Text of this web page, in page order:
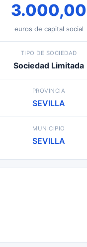
3.000,00
euros de capital social
TIPO DE SOCIEDAD
Sociedad Limitada
PROVINCIA
SEVILLA
MUNICIPIO
SEVILLA